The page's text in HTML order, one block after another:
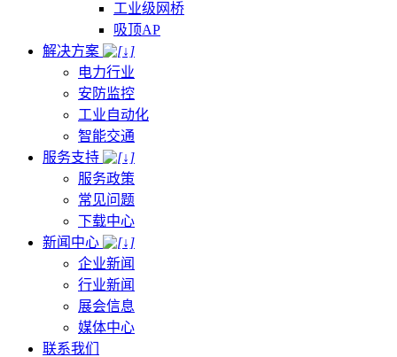
工业级网桥
吸顶AP
解决方案
电力行业
安防监控
工业自动化
智能交通
服务支持
服务政策
常见问题
下载中心
新闻中心
企业新闻
行业新闻
展会信息
媒体中心
联系我们